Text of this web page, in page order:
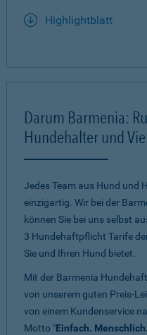
Highlightblatt
Darum Barmenia:
Hundehalter und
Jedes Team aus Hund und
einzigartig. Wir bei der
können Sie bei uns selbst
3 Hundehaftpflicht Tarife
Sie und Ihren Hund bietet.
Mit der Barmenia
von unserem guten Preis-
von einem Kundenservice
Motto "Einfach. Menschlich.